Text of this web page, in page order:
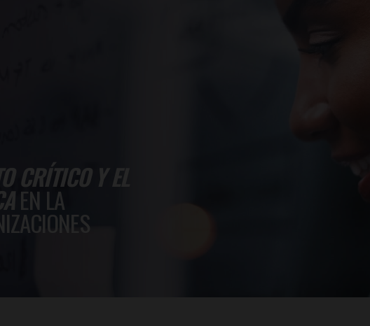
CRÍTICO Y EL
EN LA